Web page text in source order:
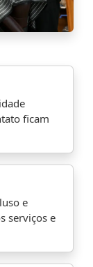
ficam
e
serviços e